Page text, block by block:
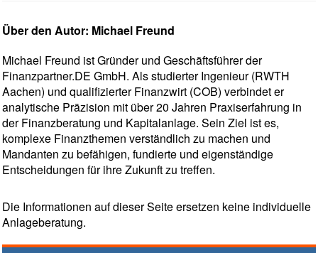
Über den Autor: Michael Freund
Michael Freund ist Gründer und Geschäftsführer der
Finanzpartner.DE GmbH. Als studierter Ingenieur (RWTH
Aachen) und qualifizierter Finanzwirt (COB) verbindet er
analytische Präzision mit über 20 Jahren Praxiserfahrung in
der Finanzberatung und Kapitalanlage. Sein Ziel ist es,
komplexe Finanzthemen verständlich zu machen und
Mandanten zu befähigen, fundierte und eigenständige
Entscheidungen für ihre Zukunft zu treffen.
Die Informationen auf dieser Seite ersetzen keine individuelle
Anlageberatung.